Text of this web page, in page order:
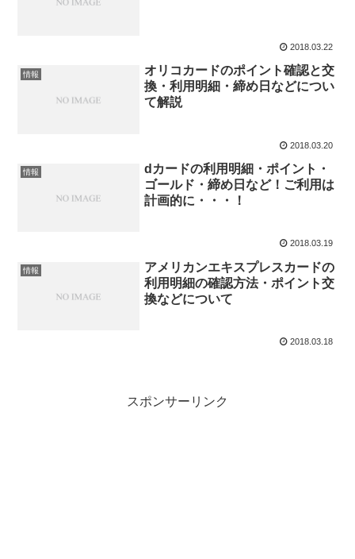
2018.03.22
情報
オリコカードのポイント確認と交
換・利用明細・締め日などについ
て解説
2018.03.20
情報
dカードの利用明細・ポイント・
ゴールド・締め日など！ご利用は
計画的に・・・！
2018.03.19
情報
アメリカンエキスプレスカードの
利用明細の確認方法・ポイント交
換などについて
2018.03.18
スポンサーリンク